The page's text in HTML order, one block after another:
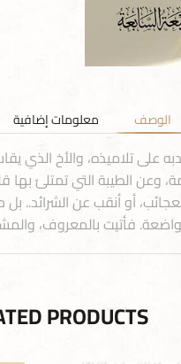
الوصف معلومات إضافية
على تلاميذه، والأخ الذي
وعن الطيبة التي تمتلئ
أو أنقب عن الشرائد.. بل
فأتيت بالمعروف،
PRODUCTS